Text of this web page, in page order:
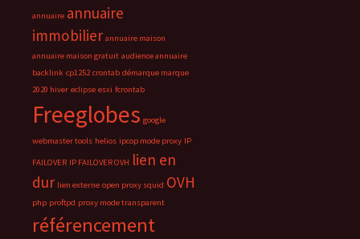
annuaire annuaire
immobilier annuaire maison
annuaire maison gratuit audience annuaire
backlink cp1252 crontab démarque marque
2020 hiver eclipse esxi fcrontab
Freeglobes google
webmaster tools helios ipcop mode proxy IP
FAILOVER IP FAILOVER OVH lien en
dur lien externe open proxy squid OVH
php proftpd proxy mode transparent
référencement